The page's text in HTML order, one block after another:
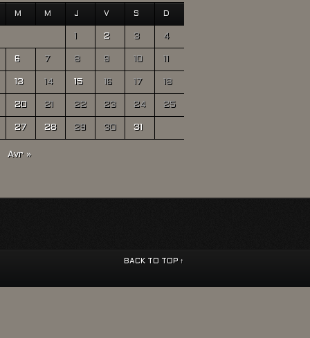
M M J V S D
1 2 3 4
6 7 8 9 10 11
13 14 15 16 17 18
20 21 22 23 24 25
27 28 29 30 31
Avr »
BACK TO TOP ↑